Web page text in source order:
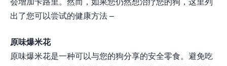
出了您可以尝试的健康方法 –
原味爆米花
原味爆米花是一种可以与您的狗分享的安全零食。避免吃